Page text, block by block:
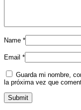
Name *
Email *
Guarda mi nombre,
la próxima vez que